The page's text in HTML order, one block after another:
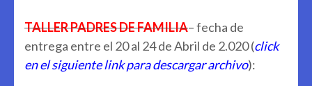
TALLER PADRES DE FAMILIA– fecha de
entrega entre el 20 al 24 de Abril de 2.020 (click
en el siguiente link para descargar archivo):